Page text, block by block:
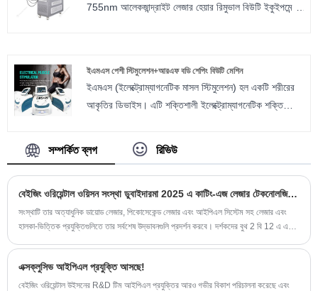
755nm আলেকজান্দ্রাইট লেজার হেয়ার রিমুভাল বিউটি ইকুইপমেন্ট
লাইন কভার আলেকজান্দ্রাইট লেজার, আইপিএল, ডায়োড লেজার,
HIFU, EMS সরঞ্জাম। আমরা গ্রাহকদের প্রয়োজনীয়তা মেটাতে
OEM পরিষেবাও প্রদান করব
ইএমএস পেশী স্টিমুলেশন+আরএফ বডি শেপিং বিউটি মেশিন
ইএমএস (ইলেক্ট্রোম্যাগনেটিক মাসল স্টিমুলেশন) হল একটি শরীরের
আকৃতির ডিভাইস। এটি শক্তিশালী ইলেক্ট্রোম্যাগনেটিক শক্তি
ফিটনেস পদ্ধতির চেয়ে অনেক বেশি। এই তীব্র পেশী সংকোচন একই
সাথে পেশী তৈরি করে এবং চর্বি কমায়। এটি একটি উচ্চ-তীব্রতার
জিমে ওয়ার্কআউটের মতো, তবে প্রচুর ঘাম বা পুনরুদ্ধারের সময়
প্রয়োজন ছাড়াই।
সম্পর্কিত ব্লগ রিভিউ
বেইজিং ওরিয়েন্টাল ওয়িসন সংস্থা ডুবাইদারমা 2025 এ কাটিং-এজ লেজার টেকনোলজিস প্রদর্শন করতে-2 বি 12
সংস্থাটি তার অত্যাধুনিক ডায়োড লেজার, পিকোসেকেন্ড লেজার এবং আইপিএল সিস্টেম সহ লেজার এবং
হালকা-ভিত্তিক প্রযুক্তিগুলিতে তার সর্বশেষ উদ্ভাবনগুলি প্রদর্শন করবে। দর্শকদের বুথ 2 বি 12 এ এই
এক্সক্লুসিভ আইপিএল প্রযুক্তি আসছে!
বেইজিং ওরিয়েন্টাল উইসনের R&D টিম আইপিএল প্রযুক্তির আরও গভীর বিকাশ পরিচালনা করেছে এবং